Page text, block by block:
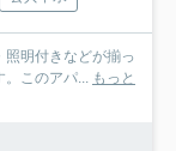
明付きなどが揃っ
。このアパ... もっと